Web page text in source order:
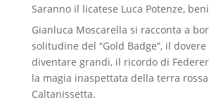
Saranno il licatese Luca Potenze,
Gianluca Moscarella si racconta a
solitudine del “Gold Badge”, il
diventare grandi, il ricordo di
la magia inaspettata della terra
Caltanissetta.